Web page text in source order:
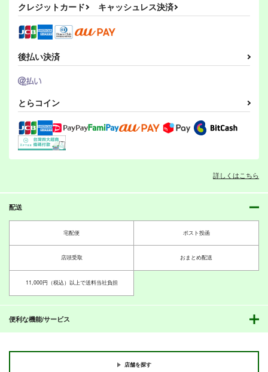
東方Project非公式
DataBook2025
3,300円（税込）
東方Project
雲居一輪
前編
880円（税込）
440円（税込）
東方Project
紅美鈴×フランドール
サンプル
カート
440円（税込）
魔法少女まどかマギカ
440円（税込）
アリス・マーガトロイド
暁美さん家のエイミー
PERSONAL COLOR
440
サンプル
その旋律を覚えている
440
沈みゆく毒
PERSONAL COLOR
星の旅の終わりに
440
サンプル
作品詳細
サンプル サンプル
神社になわばりが出来
るまで
PERSONAL COLOR
魂の守
660
ゆかれいむ
そして彼女は頁をめく
PERSONAL COLOR
770 （税込）
PERSONAL COLOR
440円
サンプル
カート
クレジットカード キャッシュレス決済
後払い決済
とらコイン
詳しくはこちら
配送
宅配便 ポスト投函
店頭受取 おまとめ配送
11,000円（税込）以上で送料当社負担
便利な機能/サービス
店舗を探す